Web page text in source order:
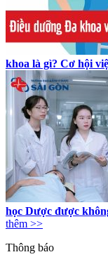
khoa là gì? Cơ hội
học Dược được
thêm >>
Thông báo